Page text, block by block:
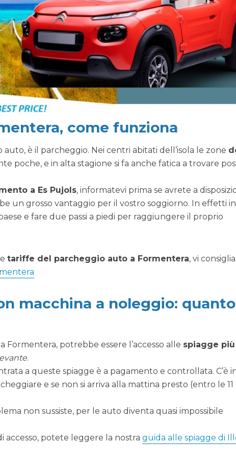
come funziona
è il parcheggio. Nei centri abitati dell’isola le zone
poche, e in alta stagione si fa anche fatica a trovare
a Es Pujols, informatevi prima se avrete a
un grosso vantaggio per il vostro soggiorno. In effetti
e fare due passi a piedi per raggiungere il proprio
tariffe del parcheggio auto a Formentera, vi
macchina a noleggio: quanto
potrebbe essere l’accesso alle spiagge più
.
a queste spiagge è a pagamento e controllata. C’è
e se non si arriva alla mattina presto (entro le 11
non sussiste, per le auto diventa quasi impossibile
accesso, potete leggere la nostra guida alle spiagge di